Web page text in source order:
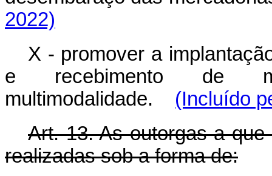
2022)
X - promover a
e recebimento de
multimodalidade. (Incluído
Art. 13. As outorgas a
realizadas sob a forma de: